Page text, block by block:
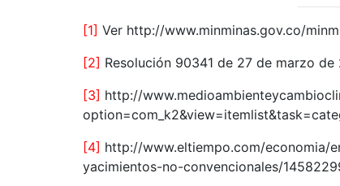
[1] Ver http://www.minminas.gov.co/
[2] Resolución 90341 de 27 de marzo de
[3] http://
[4] http://www.eltiempo.com/economia/
yacimientos-no-convencionales/